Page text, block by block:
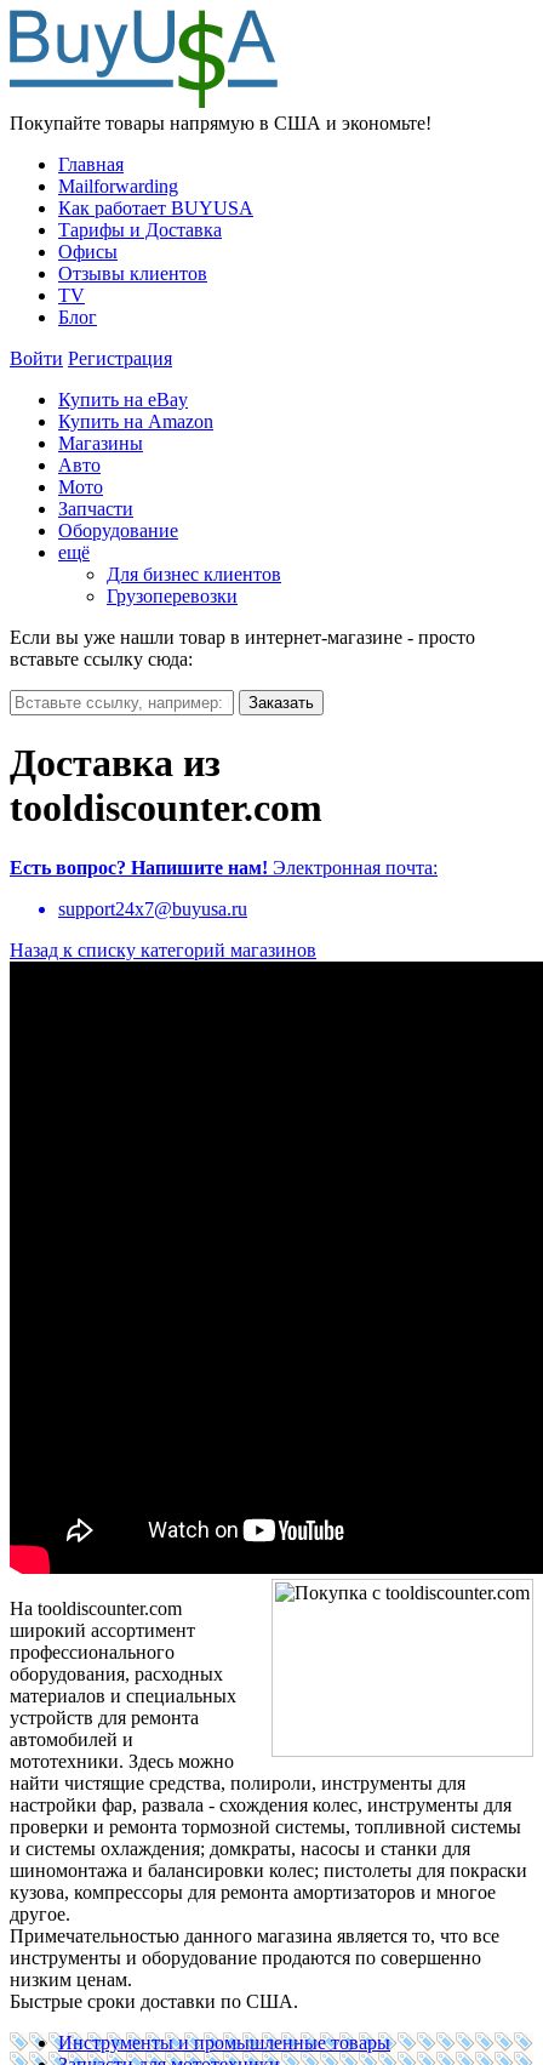
Покупайте товары напрямую в США и экономьте!
Главная
Mailforwarding
Как работает BUYUSA
Тарифы и Доставка
Офисы
Отзывы клиентов
TV
Блог
Войти Регистрация
Купить на eBay
Купить на Amazon
Магазины
Авто
Мото
Запчасти
Оборудование
ещё
Для бизнес клиентов
Грузоперевозки
Если вы уже нашли товар в интернет-магазине - просто
вставьте ссылку сюда:
Доставка из
tooldiscounter.com
Есть вопрос? Напишите нам! Электронная почта:
support24x7@buyusa.ru
Назад к списку категорий магазинов
На tooldiscounter.com
широкий ассортимент
профессионального
оборудования, расходных
материалов и специальных
устройств для ремонта
автомобилей и
мототехники. Здесь можно
найти чистящие средства, полироли, инструменты для
настройки фар, развала - схождения колес, инструменты для
проверки и ремонта тормозной системы, топливной системы
и системы охлаждения; домкраты, насосы и станки для
шиномонтажа и балансировки колес; пистолеты для покраски
кузова, компрессоры для ремонта амортизаторов и многое
другое.
Примечательностью данного магазина является то, что все
инструменты и оборудование продаются по совершенно
низким ценам.
Быстрые сроки доставки по США.
Инструменты и промышленные товары